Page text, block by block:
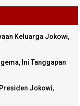
Keluarga Jokowi,
Ini Tanggapan
Jokowi,